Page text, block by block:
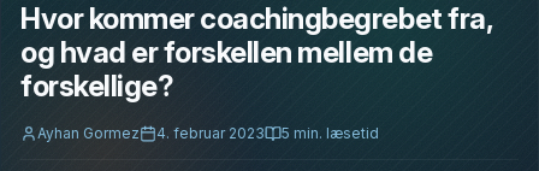
Hvor kommer coachingbegrebet fra,
og hvad er forskellen mellem de
forskellige?
Ayhan Gormez 4. februar 2023 5 min. læsetid